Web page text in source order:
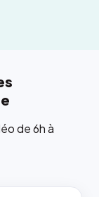
de 6h à